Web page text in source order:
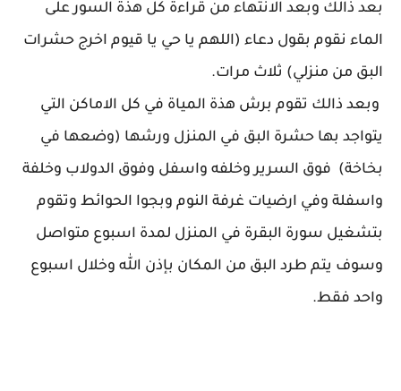
بعد ذالك وبعد الانتهاء من قراءة كل هذة السور على
الماء نقوم بقول دعاء (اللهم يا حي يا قيوم اخرج حشرات
البق من منزلي) ثلاث مرات.
وبعد ذالك تقوم برش هذة المياة في كل الاماكن التي
يتواجد بها حشرة البق في المنزل ورشها (وضعها في
بخاخة) فوق السرير وخلفه واسفل وفوق الدولاب وخلفة
واسفلة وفي ارضيات غرفة النوم وبجوا الحوائط وتقوم
بتشغيل سورة البقرة في المنزل لمدة اسبوع متواصل
وسوف يتم طرد البق من المكان بإذن الله وخلال اسبوع
واحد فقط.